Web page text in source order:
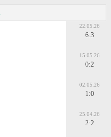
22.05.26
6:3
15.05.26
0:2
02.05.26
1:0
25.04.26
2:2